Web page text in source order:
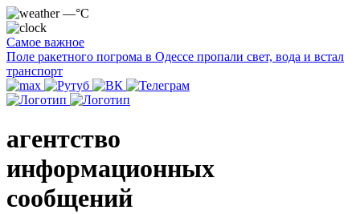
—°C
Самое важное
Поле ракетного погрома в Одессе пропали свет, вода и встал
транспорт
агентство
информационных
сообщений